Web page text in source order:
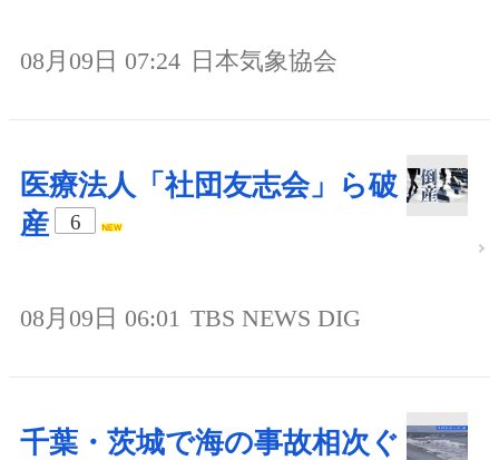
08月09日 07:24 日本気象協会
医療法人「社団友志会」ら破
産
6
08月09日 06:01 TBS NEWS DIG
千葉・茨城で海の事故相次ぐ